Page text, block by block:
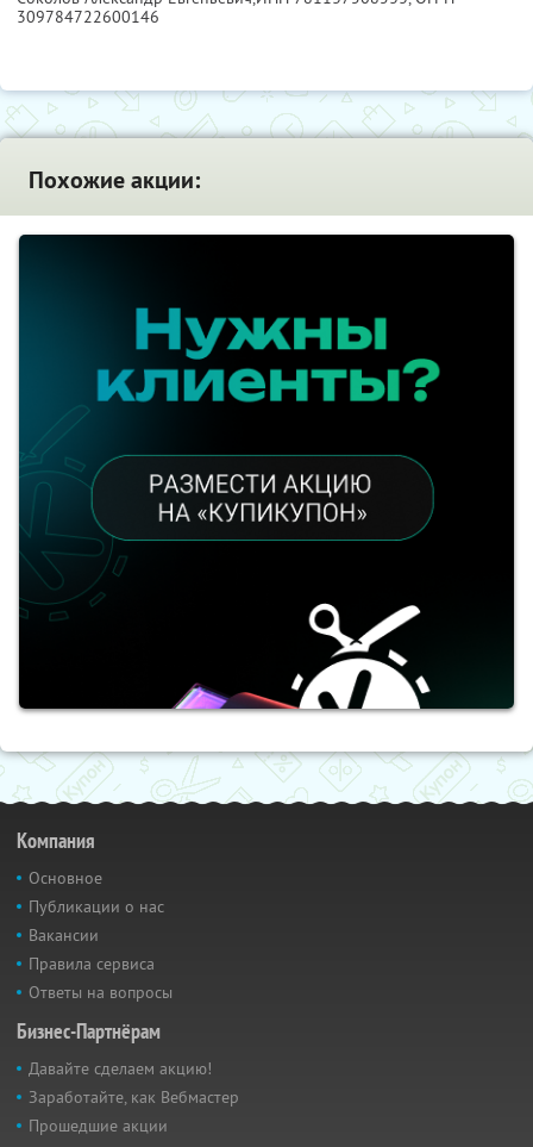
309784722600146
Похожие акции:
Компания
Основное
Публикации о нас
Вакансии
Правила сервиса
Ответы на вопросы
Бизнес-Партнёрам
Давайте сделаем акцию!
Заработайте, как Вебмастер
Прошедшие акции